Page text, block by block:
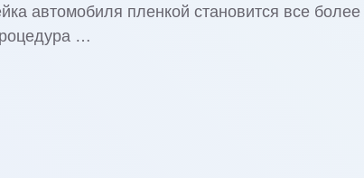
автомобиля пленкой становится все
…